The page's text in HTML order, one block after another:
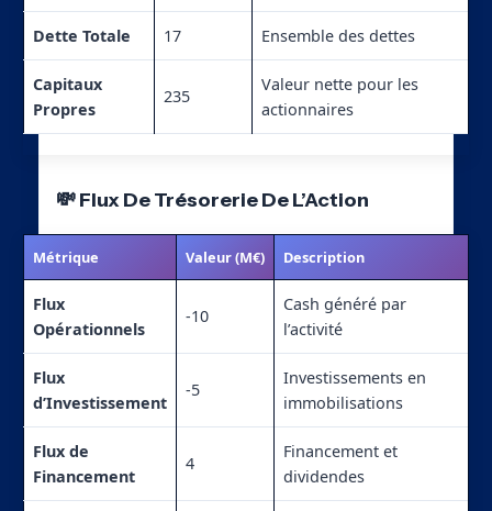
Dette Totale 17 Ensemble des dettes
Capitaux
Propres
235
Valeur nette pour les
actionnaires
💸 Flux De Trésorerie De L’Action
Métrique Valeur (M€) Description
Flux
Opérationnels
-10
Cash généré par
l’activité
Flux
d’Investissement
-5
Investissements en
immobilisations
Flux de
Financement
4
Financement et
dividendes